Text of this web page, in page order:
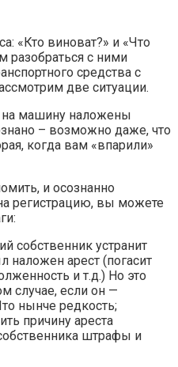
«Кто виноват?» и «Что
разобраться с ними
средства с
две ситуации.
на машину наложены
– возможно даже, что
когда вам «впарили»
и осознанно
регистрацию, вы можете
собственник устранит
наложен арест (погасит
и т.д.) Но это
случае, если он —
нынче редкость;
причину ареста
штрафы и